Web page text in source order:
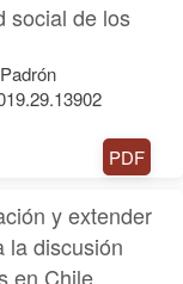
social de los
PDF
y extender
la discusión
en Chile